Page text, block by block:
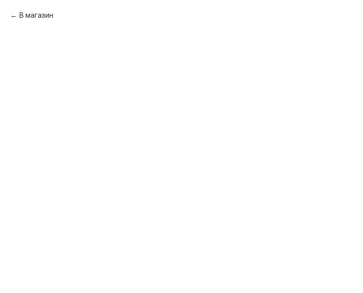
В магазин